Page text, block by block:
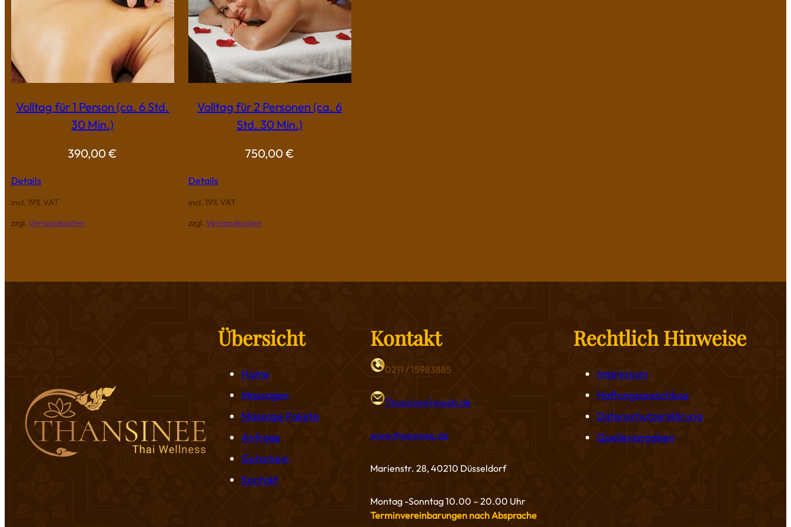
Volltag für 1 Person (ca. 6 Std.
30 Min.)
390,00€
Details
incl. 19% VAT
zzgl. Versandkosten
Volltag für 2 Personen (ca. 6
Std. 30 Min.)
750,00€
Details
incl. 19% VAT
zzgl. Versandkosten
Übersicht
Home
Massagen
Massage Pakete
Anfrage
Gutschein
Kontakt
Kontakt
0211 / 15983885
Thansinee1@web.de
www.thansinee.de
Marienstr. 28, 40210 Düsseldorf
Montag -Sonntag 10.00 – 20.00 Uhr
Terminvereinbarungen nach Absprache
Rechtlich Hinweise
Impressum
Haftungsausschluss
Datenschutzerklärung
Quellenangaben